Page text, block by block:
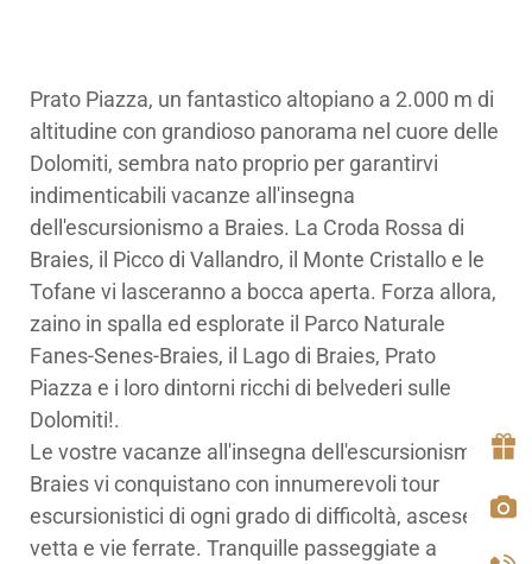
Prato Piazza, un fantastico altopiano a 2.000 m di
altitudine con grandioso panorama nel cuore delle
Dolomiti, sembra nato proprio per garantirvi
indimenticabili vacanze all'insegna
dell'escursionismo a Braies. La Croda Rossa di
Braies, il Picco di Vallandro, il Monte Cristallo e le
Tofane vi lasceranno a bocca aperta. Forza allora,
zaino in spalla ed esplorate il Parco Naturale
Fanes-Senes-Braies, il Lago di Braies, Prato
Piazza e i loro dintorni ricchi di belvederi sulle
Dolomiti!.
Le vostre vacanze all'insegna dell'escursionismo a
Braies vi conquistano con innumerevoli tour
escursionistici di ogni grado di difficoltà, ascese in
vetta e vie ferrate. Tranquille passeggiate a